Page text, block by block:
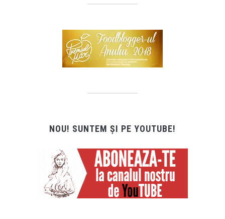
NOU! SUNTEM ȘI PE YOUTUBE!